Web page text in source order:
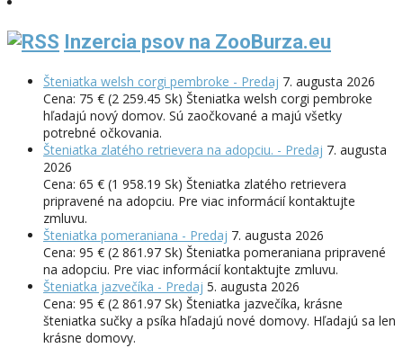
Inzercia psov na ZooBurza.eu
Šteniatka welsh corgi pembroke - Predaj 7. augusta 2026
Cena: 75 € (2 259.45 Sk) Šteniatka welsh corgi pembroke
hľadajú nový domov. Sú zaočkované a majú všetky
potrebné očkovania.
Šteniatka zlatého retrievera na adopciu. - Predaj 7. augusta
2026
Cena: 65 € (1 958.19 Sk) Šteniatka zlatého retrievera
pripravené na adopciu. Pre viac informácií kontaktujte
zmluvu.
Šteniatka pomeraniana - Predaj 7. augusta 2026
Cena: 95 € (2 861.97 Sk) Šteniatka pomeraniana pripravené
na adopciu. Pre viac informácií kontaktujte zmluvu.
Šteniatka jazvečíka - Predaj 5. augusta 2026
Cena: 95 € (2 861.97 Sk) Šteniatka jazvečíka, krásne
šteniatka sučky a psíka hľadajú nové domovy. Hľadajú sa len
krásne domovy.